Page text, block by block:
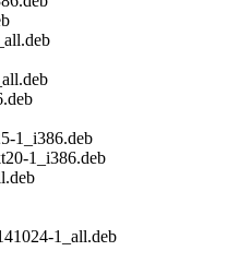
1_i386.deb
1_i386.deb
1_all.deb